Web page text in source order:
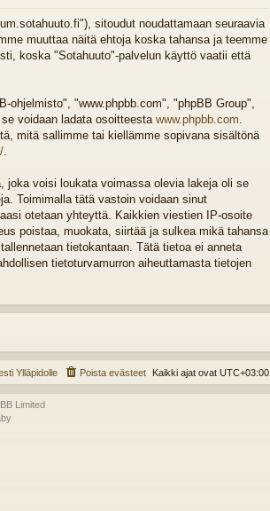
än
sitoudut noudattamaan seuraavia
muuttaa näitä ehtoja koska tahansa ja teemme
koska "Sotahuuto"-palvelun käyttö vaatii että
ohjelmisto", "www.phpbb.com", "phpBB Group",
voidaan ladata osoitteesta www.phpbb.com.
mitä sallimme tai kiellämme sopivana sisältönä
.
joka voisi loukata voimassa olevia lakeja oli se
Toimimalla tätä vastoin voidaan sinut
otetaan yhteyttä. Kaikkien viestien IP-osoite
poistaa, muokata, siirtää ja sulkea mikä tahansa
tietokantaan. Tätä tietoa ei anneta
tietoturvamurron aiheuttamasta tietojen
Kaikki ajat ovat UTC+03:00
Poista evästeet
Ylläpidolle
Limited